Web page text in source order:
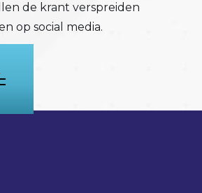
de krant verspreiden
op social media.